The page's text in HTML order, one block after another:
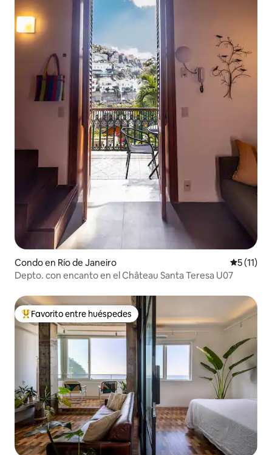
Condo en Río de Janeiro
5 (11)
Depto. con encanto en el Château Santa Teresa U07
Favorito entre huéspedes preferido
Favorito entre huéspedes